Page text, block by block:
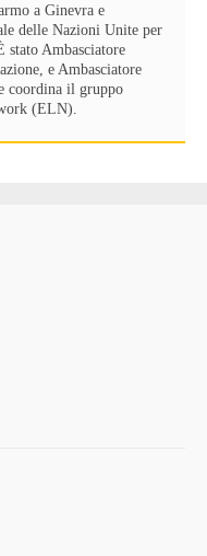
a Ginevra e
delle Nazioni Unite per
stato Ambasciatore
e Ambasciatore
coordina il gruppo
(ELN).